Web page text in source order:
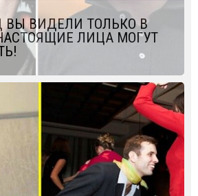
ВЫ ВИДЕЛИ ТОЛЬКО В
ЛИЦА МОГУТ